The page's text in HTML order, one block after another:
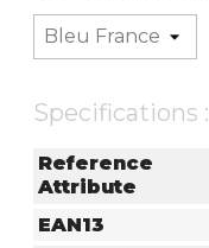
Specifications :
Reference
Attribute
EAN13